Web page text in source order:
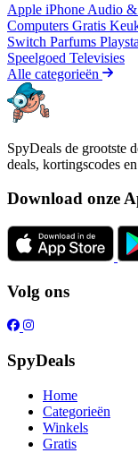
Apple iPhone Audio
Computers Gratis
Switch Parfums
Speelgoed Televisies
Alle categorieën
SpyDeals de grootste
deals, kortingscodes
Download onze
Volg ons
SpyDeals
Home
Categorieën
Winkels
Gratis